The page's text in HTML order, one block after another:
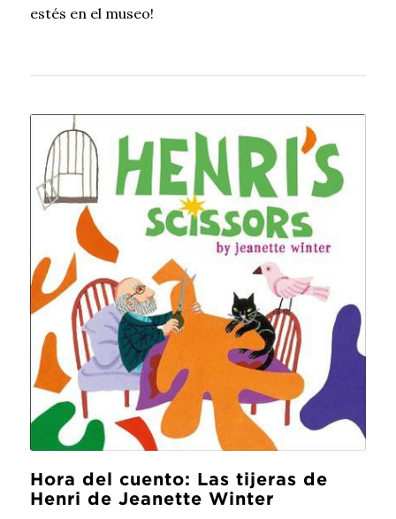
estés en el museo!
Hora del cuento: Las tijeras de
Henri de Jeanette Winter